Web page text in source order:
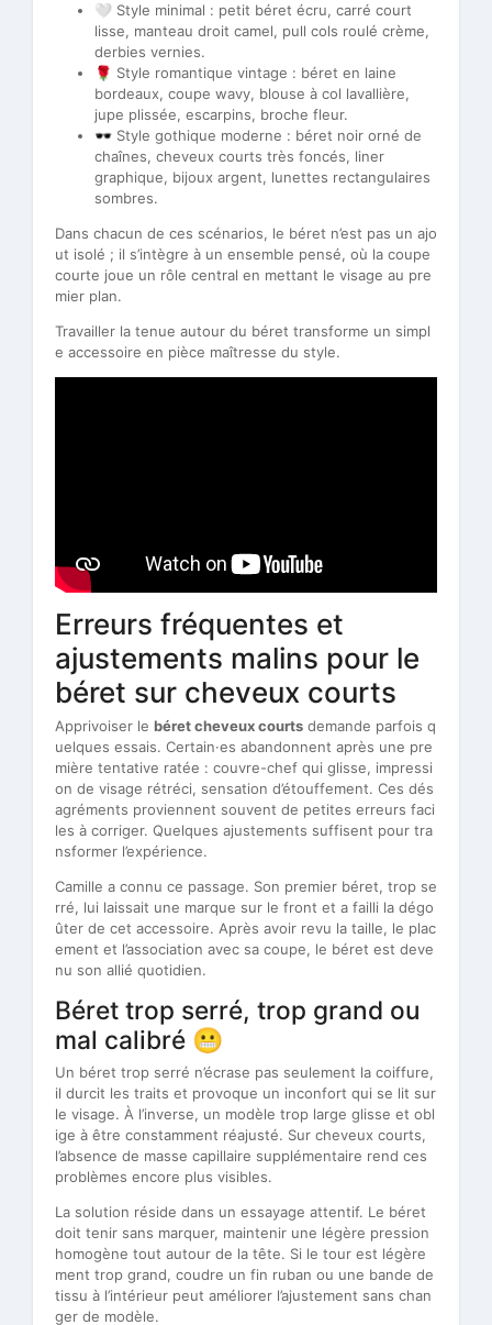
🤍 Style minimal : petit béret écru, carré court
lisse, manteau droit camel, pull cols roulé crème,
derbies vernies.
🌹 Style romantique vintage : béret en laine
bordeaux, coupe wavy, blouse à col lavallière,
jupe plissée, escarpins, broche fleur.
🕶 Style gothique moderne : béret noir orné de
chaînes, cheveux courts très foncés, liner
graphique, bijoux argent, lunettes rectangulaires
sombres.
Dans chacun de ces scénarios, le béret n’est pas un ajo
ut isolé ; il s’intègre à un ensemble pensé, où la coupe
courte joue un rôle central en mettant le visage au pre
mier plan.
Travailler la tenue autour du béret transforme un simpl
e accessoire en pièce maîtresse du style.
Erreurs fréquentes et
ajustements malins pour le
béret sur cheveux courts
Apprivoiser le béret cheveux courts demande parfois q
uelques essais. Certain·es abandonnent après une pre
mière tentative ratée : couvre-chef qui glisse, impressi
on de visage rétréci, sensation d’étouffement. Ces dés
agréments proviennent souvent de petites erreurs faci
les à corriger. Quelques ajustements suffisent pour tra
nsformer l’expérience.
Camille a connu ce passage. Son premier béret, trop se
rré, lui laissait une marque sur le front et a failli la dégo
ûter de cet accessoire. Après avoir revu la taille, le plac
ement et l’association avec sa coupe, le béret est deve
nu son allié quotidien.
Béret trop serré, trop grand ou
mal calibré 😬
Un béret trop serré n’écrase pas seulement la coiffure,
il durcit les traits et provoque un inconfort qui se lit sur
le visage. À l’inverse, un modèle trop large glisse et obl
ige à être constamment réajusté. Sur cheveux courts,
l’absence de masse capillaire supplémentaire rend ces
problèmes encore plus visibles.
La solution réside dans un essayage attentif. Le béret
doit tenir sans marquer, maintenir une légère pression
homogène tout autour de la tête. Si le tour est légère
ment trop grand, coudre un fin ruban ou une bande de
tissu à l’intérieur peut améliorer l’ajustement sans chan
ger de modèle.